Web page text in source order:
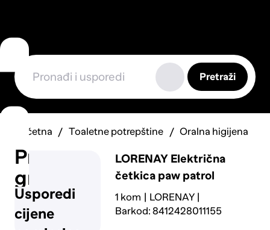
Usporedi
cijene
Prijavi
grešku
Pretraži
Početna Toaletne potrepštine Oralna higijena
LORENAY Električna
četkica paw patrol
1 kom
LORENAY
Barkod: 8412428011155